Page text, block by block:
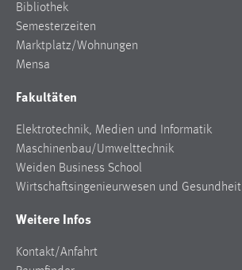
Bibliothek
Semesterzeiten
Marktplatz/Wohnungen
Mensa
Fakultäten
Elektrotechnik, Medien und Informatik
Maschinenbau/Umwelttechnik
Weiden Business School
Wirtschaftsingenieurwesen und Gesundheit
Weitere Infos
Kontakt/Anfahrt